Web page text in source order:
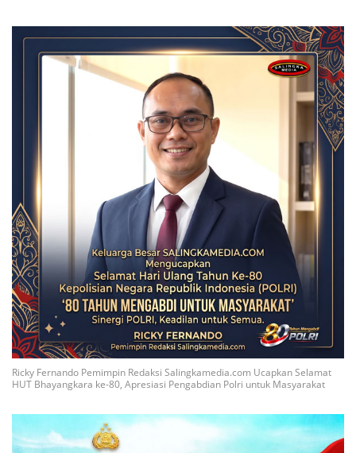
Ricky Fernando Pemimpin Redaksi Salingkamedia.com Ucapkan Selamat
HUT Bhayangkara ke-80, Apresiasi Pengabdian Polri untuk Masyarakat